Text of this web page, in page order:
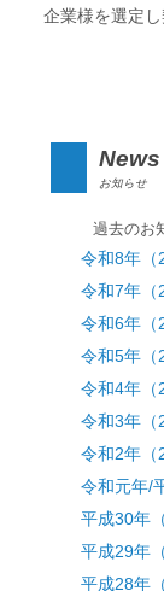
企業様を選定し
News
お知らせ
過去のお
令和8年（
令和7年（
令和6年（
令和5年（
令和4年（
令和3年（
令和2年（
令和元年/
平成30年
平成29年
平成28年